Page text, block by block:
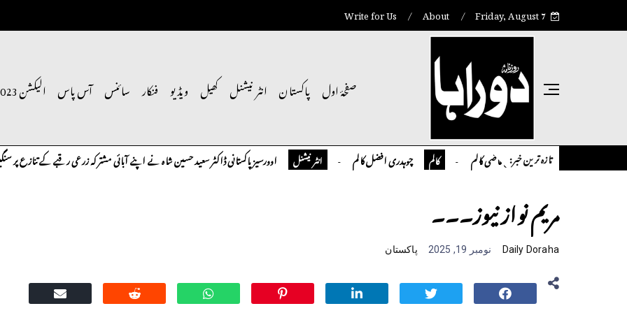
Friday, August 7
About
Write for Us
صفحۂ اول پاکستان انٹر نیشنل کھیل ویڈیو فنکار سائنس آس پاس الیکشن 2023
تازہ ترین خبر:
تمیور سلمان قاضی کالم کالم چوہدری افضل کالم انٹر نیشنل اوورسیز پاکستانی ڈاکٹر سعید حسین شاہ نے اپنے آبائی مشترکہ زرعی رقبے کے تنازع پر
مریم نواز نیوز۔۔۔
Daily Doraha نومبر 19, 2025 پاکستان